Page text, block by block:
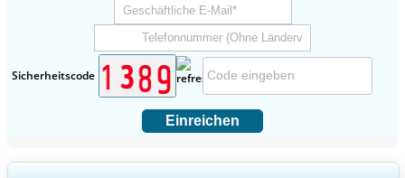
Sicherheitscode
Einreichen